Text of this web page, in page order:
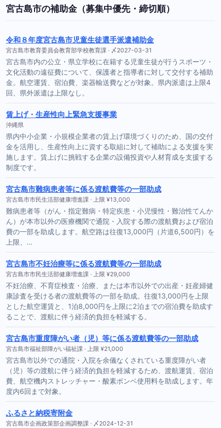
宮古島市の補助金（募集中優先・締切順）
令和８年度宮古島市児童生徒選手派遣補助金
宮古島市教育委員会教育部学校教育課 · 〆2027-03-31
宮古島市内の公立・県立学校に在籍する児童生徒が行うスポーツ・
文化活動の遠征費について、保護者と指導者に対して交付する補助
金。航空運賃、宿泊費、楽器輸送費などが対象。県内派遣は上限4
回、県外派遣は上限なし。
賃上げ・生産性向上緊急支援事業
沖縄県
県内中小企業・小規模企業者の賃上げ環境づくりのため、国の交付
金を活用し、生産性向上に資する取組に対して補助による支援を実
施します。賃上げに挑戦する企業の設備投資や人材育成を支援する
制度です。
宮古島市難病患者等に係る渡航費等の一部助成
宮古島市市民生活部健康増進課 · 上限 ¥13,000
難病患者等（がん・指定難病・特定疾患・小児慢性・難治性てんか
ん）が本市以外の医療機関で通院・入院する際の渡航費および宿泊
費の一部を助成します。航空路は往復13,000円（片道6,500円）を
上限、…
宮古島市不妊治療等に係る渡航費等の一部助成
宮古島市市民生活部健康増進課 · 上限 ¥29,000
不妊治療、不育症検査・治療、または本市以外での出産・妊産婦健
康診査を受ける者の渡航費等の一部を助成。往復13,000円を上限
とした航空運賃と、1泊8,000円を上限に2泊までの宿泊費を助成す
ることで、渡航に伴う経済的負担を軽減する。
宮古島市重度障がい者（児）等に係る渡航費等の一部助成
宮古島市福祉部障がい福祉課 · 上限 ¥21,000
宮古島市以外での通院・入院を余儀なくされている重度障がい者
（児）等の渡航に伴う経済的負担を軽減するため、渡航運賃、宿泊
費、航空機内ストレッチャー・酸素ボンベ使用料を助成します。年
度内6回まで対象。
ふるさと納税寄附金
宮古島市企画政策部企画調整課 · 〆2024-12-31